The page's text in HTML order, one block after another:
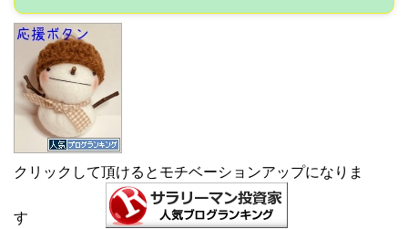
クリックして頂けるとモチベーションアップになりま
す